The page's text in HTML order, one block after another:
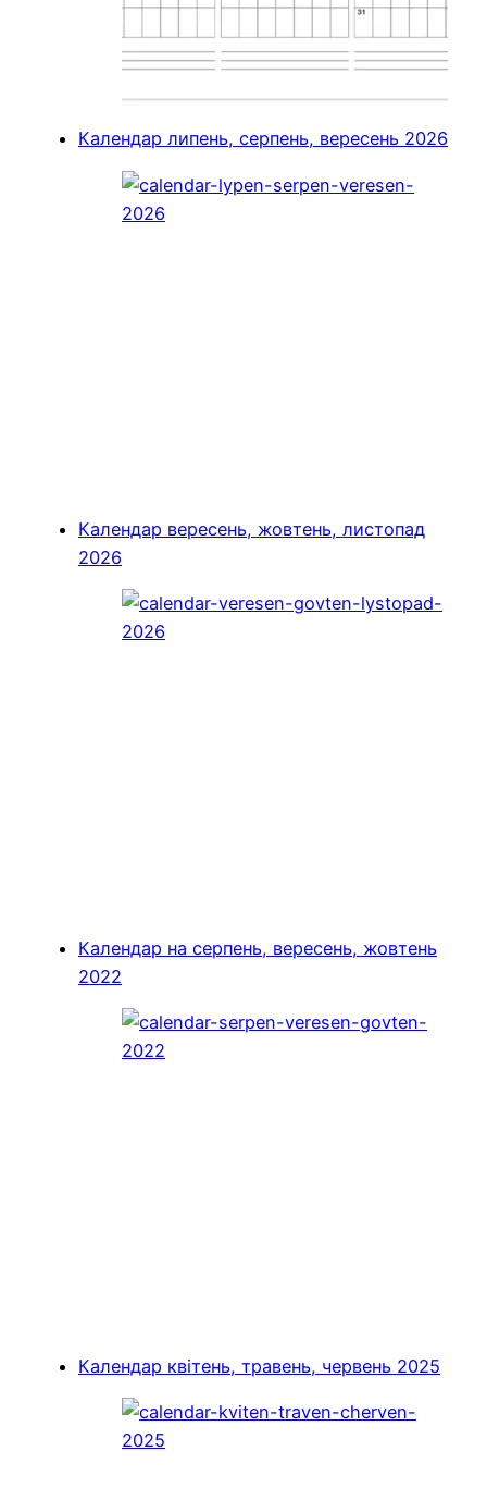
Календар липень, серпень, вересень 2026
Календар вересень, жовтень, листопад
2026
Календар на серпень, вересень, жовтень
2022
Календар квітень, травень, червень 2025